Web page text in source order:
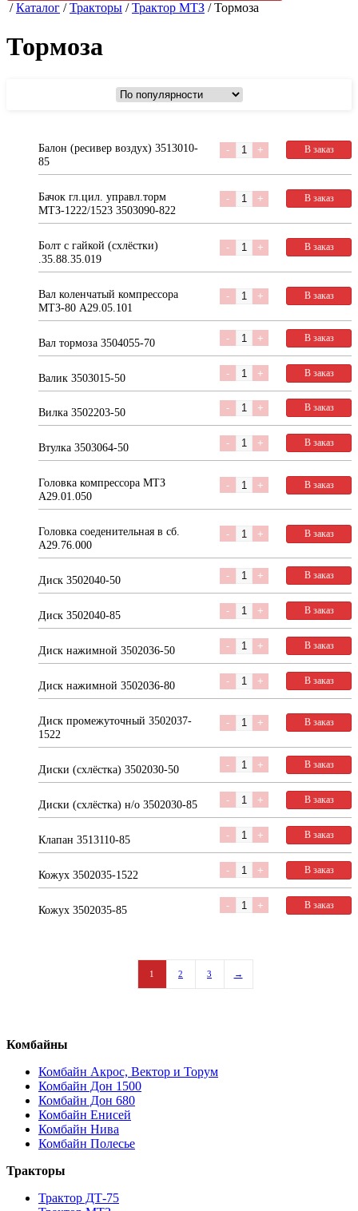
/Каталог /Тракторы /Трактор МТЗ /Тормоза
Тормоза
Балон (ресивер воздух) 3513010-
85
КоличествоВ заказ
Бачок гл.цил. управл.торм
МТЗ-1222/1523 3503090-822
КоличествоВ заказ
Болт с гайкой (схлёстки)
.35.88.35.019
КоличествоВ заказ
Вал коленчатый компрессора
МТЗ-80 А29.05.101
КоличествоВ заказ
Вал тормоза 3504055-70 КоличествоВ заказ
Валик 3503015-50 КоличествоВ заказ
Вилка 3502203-50 КоличествоВ заказ
Втулка 3503064-50 КоличествоВ заказ
Головка компрессора МТЗ
А29.01.050
КоличествоВ заказ
Головка соеденительная в сб.
А29.76.000
КоличествоВ заказ
Диск 3502040-50 КоличествоВ заказ
Диск 3502040-85 КоличествоВ заказ
Диск нажимной 3502036-50 КоличествоВ заказ
Диск нажимной 3502036-80 КоличествоВ заказ
Диск промежуточный 3502037-
1522
КоличествоВ заказ
Диски (схлёстка) 3502030-50 КоличествоВ заказ
Диски (схлёстка) н/о 3502030-85 КоличествоВ заказ
Клапан 3513110-85 КоличествоВ заказ
Кожух 3502035-1522 КоличествоВ заказ
Кожух 3502035-85 КоличествоВ заказ
1 2 3 →
Комбайны
Комбайн Акрос, Вектор и Торум
Комбайн Дон 1500
Комбайн Дон 680
Комбайн Енисей
Комбайн Нива
Комбайн Полесье
Тракторы
Трактор ДТ-75